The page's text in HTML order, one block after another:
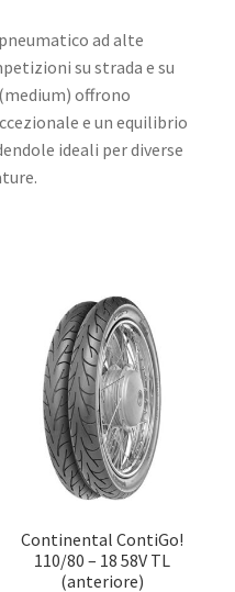
ad alte
su strada e su
offrono
e un equilibrio
ideali per diverse
Continental ContiGo!
110/80 – 18 58V TL
(anteriore)